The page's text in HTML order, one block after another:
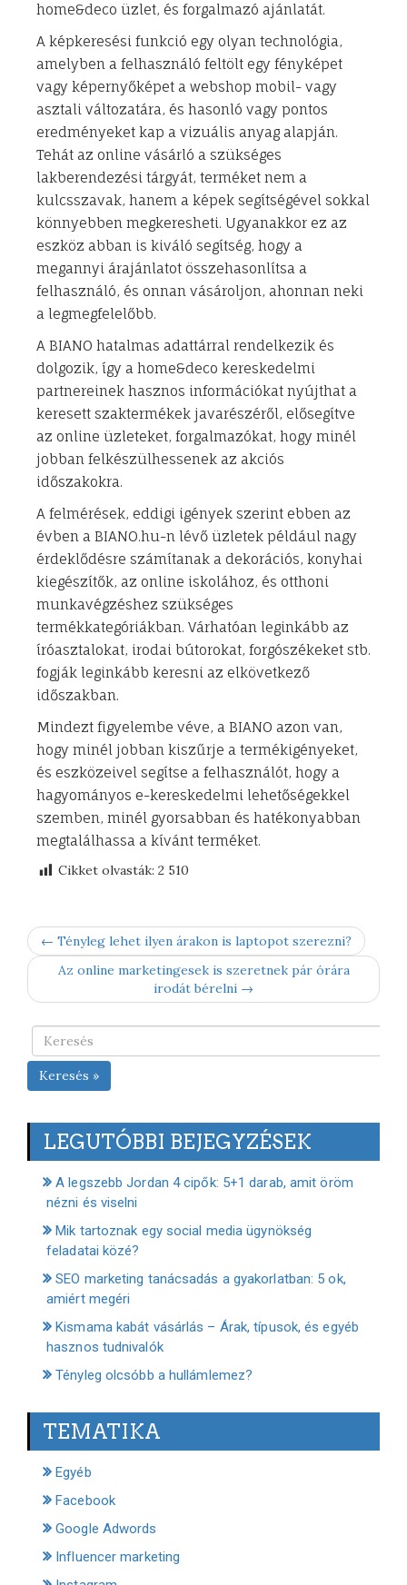
home&deco üzlet, és forgalmazó ajánlatát.
A képkeresési funkció egy olyan technológia,
amelyben a felhasználó feltölt egy fényképet
vagy képernyőképet a webshop mobil- vagy
asztali változatára, és hasonló vagy pontos
eredményeket kap a vizuális anyag alapján.
Tehát az online vásárló a szükséges
lakberendezési tárgyát, terméket nem a
kulcsszavak, hanem a képek segítségével sokkal
könnyebben megkeresheti. Ugyanakkor ez az
eszköz abban is kiváló segítség, hogy a
megannyi árajánlatot összehasonlítsa a
felhasználó, és onnan vásároljon, ahonnan neki
a legmegfelelőbb.
A BIANO hatalmas adattárral rendelkezik és
dolgozik, így a home&deco kereskedelmi
partnereinek hasznos információkat nyújthat a
keresett szaktermékek javarészéről, elősegítve
az online üzleteket, forgalmazókat, hogy minél
jobban felkészülhessenek az akciós
időszakokra.
A felmérések, eddigi igények szerint ebben az
évben a BIANO.hu-n lévő üzletek például nagy
érdeklődésre számítanak a dekorációs, konyhai
kiegészítők, az online iskolához, és otthoni
munkavégzéshez szükséges
termékkategóriákban. Várhatóan leginkább az
íróasztalokat, irodai bútorokat, forgószékeket stb.
fogják leginkább keresni az elkövetkező
időszakban.
Mindezt figyelembe véve, a BIANO azon van,
hogy minél jobban kiszűrje a termékigényeket,
és eszközeivel segítse a felhasználót, hogy a
hagyományos e-kereskedelmi lehetőségekkel
szemben, minél gyorsabban és hatékonyabban
megtalálhassa a kívánt terméket.
Cikket olvasták: 2 510
← Tényleg lehet ilyen árakon is laptopot szerezni?
Az online marketingesek is szeretnek pár órára
irodát bérelni →
Keresés »
LEGUTÓBBI BEJEGYZÉSEK
A legszebb Jordan 4 cipők: 5+1 darab, amit öröm
nézni és viselni
Mik tartoznak egy social media ügynökség
feladatai közé?
SEO marketing tanácsadás a gyakorlatban: 5 ok,
amiért megéri
Kismama kabát vásárlás – Árak, típusok, és egyéb
hasznos tudnivalók
Tényleg olcsóbb a hullámlemez?
TEMATIKA
Egyéb
Facebook
Google Adwords
Influencer marketing